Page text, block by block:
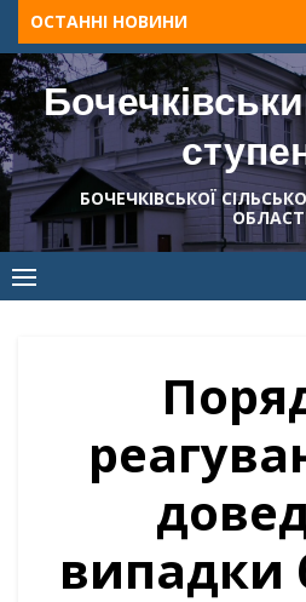
Skip
to
content
ОСТАННІ НОВИНИ
БОЧЕЧКІВСЬКОЇ
випадки